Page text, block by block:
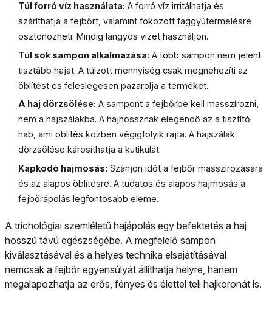
Túl forró víz használata: A forró víz irritálhatja és
száríthatja a fejbőrt, valamint fokozott faggyútermelésre
ösztönözheti. Mindig langyos vizet használjon.
Túl sok sampon alkalmazása: A több sampon nem jelent
tisztább hajat. A túlzott mennyiség csak megnehezíti az
öblítést és feleslegesen pazarolja a terméket.
A haj dörzsölése: A sampont a fejbőrbe kell masszírozni,
nem a hajszálakba. A hajhossznak elegendő az a tisztító
hab, ami öblítés közben végigfolyik rajta. A hajszálak
dörzsölése károsíthatja a kutikulát.
Kapkodó hajmosás: Szánjon időt a fejbőr masszírozására
és az alapos öblítésre. A tudatos és alapos hajmosás a
fejbőrápolás legfontosabb eleme.
A trichológiai szemléletű hajápolás egy befektetés a haj
hosszú távú egészségébe. A megfelelő sampon
kiválasztásával és a helyes technika elsajátításával
nemcsak a fejbőr egyensúlyát állíthatja helyre, hanem
megalapozhatja az erős, fényes és élettel teli hajkoronát is.